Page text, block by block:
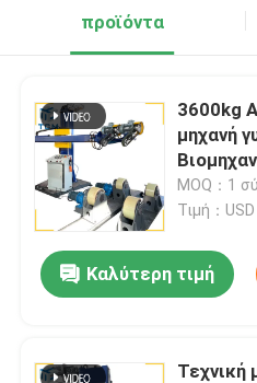
προϊόντα
3600kg
μηχανή
για
MOQ：1
Τιμή：
Καλύτερη τιμή
Τεχνική